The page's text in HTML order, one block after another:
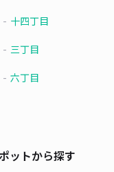
十四丁目
三丁目
六丁目
ットから探す